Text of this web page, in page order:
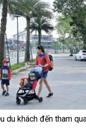
du khách đến tham